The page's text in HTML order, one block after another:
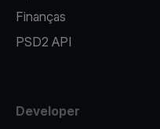
Finanças
PSD2 API
Developer